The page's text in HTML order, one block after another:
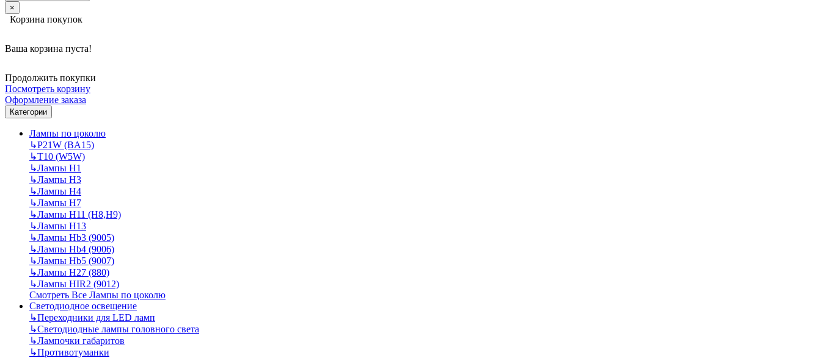
×
Корзина покупок
Ваша корзина пуста!
Продолжить покупки
Посмотреть корзину
Оформление заказа
Категории
Лампы по цоколю
↳P21W (BA15)
↳T10 (W5W)
↳Лампы H1
↳Лампы H3
↳Лампы H4
↳Лампы H7
↳Лампы H11 (H8,H9)
↳Лампы H13
↳Лампы Hb3 (9005)
↳Лампы Hb4 (9006)
↳Лампы Hb5 (9007)
↳Лампы H27 (880)
↳Лампы HIR2 (9012)
Смотреть Все Лампы по цоколю
Светодиодное освещение
↳Переходники для LED ламп
↳Светодиодные лампы головного света
↳Лампочки габаритов
↳Противотуманки